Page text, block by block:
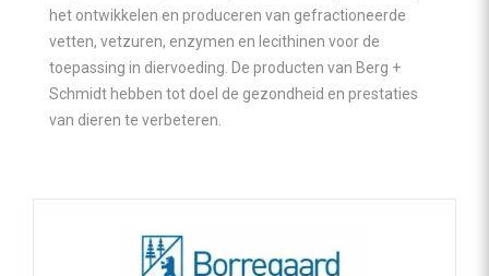
het ontwikkelen en produceren van gefractioneerde
vetten, vetzuren, enzymen en lecithinen voor de
toepassing in diervoeding. De producten van Berg +
Schmidt hebben tot doel de gezondheid en prestaties
van dieren te verbeteren.